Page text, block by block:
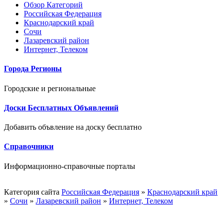
Обзор Категорий
Российская Федерация
Краснодарский край
Сочи
Лазаревский район
Интернет, Телеком
Города Регионы
Городские и региональные
Доски Бесплатных Объявлений
Добавить объвление на доску бесплатно
Справочники
Информационно-справочные порталы
Категория сайта Российская Федерация » Краснодарский край
» Сочи » Лазаревский район » Интернет, Телеком